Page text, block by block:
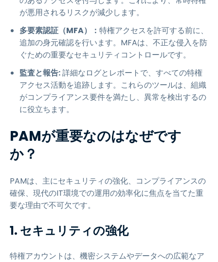
が悪用されるリスクが減少します。
多要素認証（MFA）： 特権アクセスを許可する前に、
追加の身元確認を行います。MFAは、不正な侵入を防
ぐための重要なセキュリティコントロールです。
監査と報告:詳細なログとレポートで、すべての特権
アクセス活動を追跡します。これらのツールは、組織
がコンプライアンス要件を満たし、異常を検出するの
に役立ちます。
PAMが重要なのはなぜです
か？
PAMは、主にセキュリティの強化、コンプライアンスの
確保、現代のIT環境での運用の効率化に焦点を当てた重
要な理由で不可欠です。
1. セキュリティの強化
特権アカウントは、機密システムやデータへの広範なア